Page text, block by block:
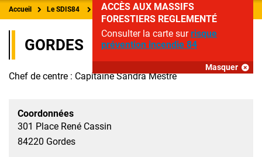
ACCÈS AUX MASSIFS
FORESTIERS REGLEMENTÉ
Consulter la carte surrisque
prévention incendie 84
Masquer
Accueil Le SDIS84 Coordonnées des centres d'incendie et de secours
GORDES
Chef de centre : Capitaine Sandra Mestre
Coordonnées
301 Place René Cassin
84220 Gordes